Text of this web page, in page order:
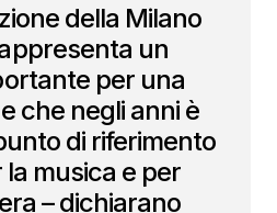
della Milano
un
per una
che negli anni è
di riferimento
musica e per
– dichiarano